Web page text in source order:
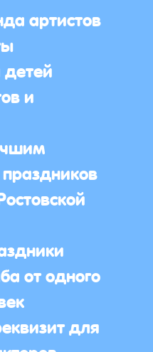
артистов
и
от одного
для